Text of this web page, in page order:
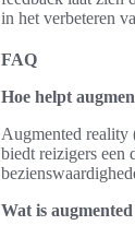
in het verbeteren
FAQ
Hoe helpt
Augmented reality
biedt reizigers een
Wat is